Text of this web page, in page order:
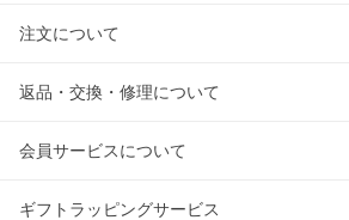
注文について
返品・交換・修理について
会員サービスについて
ギフトラッピングサービス